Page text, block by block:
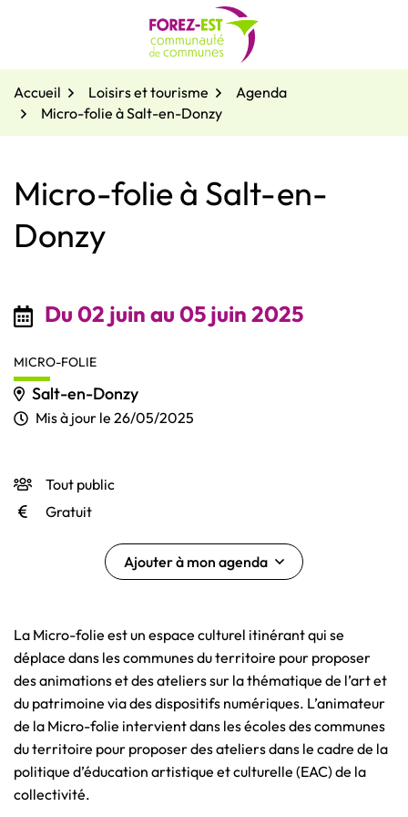
Accueil
Loisirs et tourisme
Agenda
Micro-folie à Salt-en-Donzy
Micro-folie à Salt-en-
Donzy
Du 02 juin au 05 juin 2025
MICRO-FOLIE
Salt-en-Donzy
Mis à jour le 26/05/2025
INFOS UTILES
Tout public
Gratuit
Ajouter à mon agenda
La Micro-folie est un espace culturel itinérant qui se
déplace dans les communes du territoire pour proposer
des animations et des ateliers sur la thématique de l’art et
du patrimoine via des dispositifs numériques. L’animateur
de la Micro-folie intervient dans les écoles des communes
du territoire pour proposer des ateliers dans le cadre de la
politique d’éducation artistique et culturelle (EAC) de la
collectivité.